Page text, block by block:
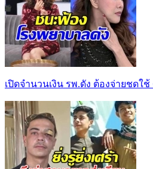
เปิดจำนวนเงิน รพ.ดัง ต้องจ่ายชดใ